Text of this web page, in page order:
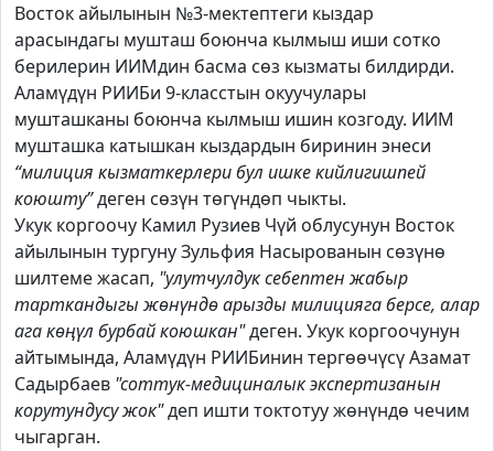
Восток айылынын №3-мектептеги кыздар
арасындагы мушташ боюнча кылмыш иши сотко
берилерин ИИМдин басма сөз кызматы билдирди.
Аламүдүн РИИБи 9-класстын окуучулары
мушташканы боюнча кылмыш ишин козгоду. ИИМ
мушташка катышкан кыздардын биринин энеси
“милиция кызматкерлери бул ишке кийлигишпей
коюшту”деген сөзүн төгүндөп чыкты.
Укук коргоочу Камил Рузиев Чүй облусунун Восток
айылынын тургуну Зульфия Насырованын сөзүнө
шилтеме жасап, "улутчулдук себептен жабыр
тарткандыгы жөнүндө арызды милицияга берсе, алар
ага көңүл бурбай коюшкан"деген. Укук коргоочунун
айтымында, Аламүдүн РИИБинин тергөөчүсү Азамат
Садырбаев "соттук-медициналык экспертизанын
корутундусу жок"деп ишти токтотуу жөнүндө чечим
чыгарган.